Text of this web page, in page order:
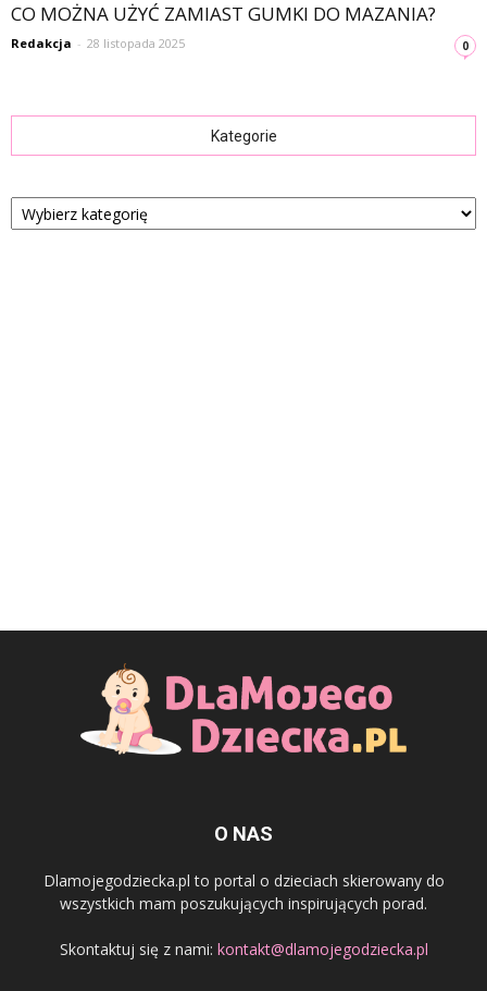
CO MOŻNA UŻYĆ ZAMIAST GUMKI DO MAZANIA?
Redakcja - 28 listopada 2025 0
Kategorie
Kategorie
O NAS
Dlamojegodziecka.pl to portal o dzieciach skierowany do
wszystkich mam poszukujących inspirujących porad.
Skontaktuj się z nami: kontakt@dlamojegodziecka.pl